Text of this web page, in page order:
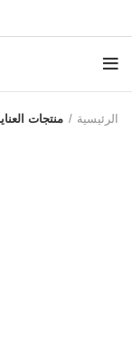
الرئيسية منتجات